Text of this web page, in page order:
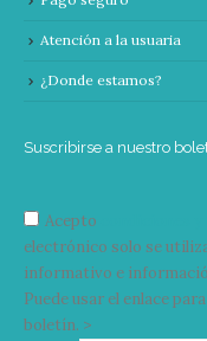
Atención a la usuaria
¿Donde estamos?
Suscribirse a nuestro
Acepto
electrónico solo se
informativo e
Puede usar el enlace
boletín. >